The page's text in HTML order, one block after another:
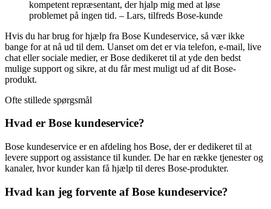
kompetent repræsentant, der hjalp mig med at løse
problemet på ingen tid. – Lars, tilfreds Bose-kunde
Hvis du har brug for hjælp fra Bose Kundeservice, så vær ikke
bange for at nå ud til dem. Uanset om det er via telefon, e-mail, live
chat eller sociale medier, er Bose dedikeret til at yde den bedst
mulige support og sikre, at du får mest muligt ud af dit Bose-
produkt.
Ofte stillede spørgsmål
Hvad er Bose kundeservice?
Bose kundeservice er en afdeling hos Bose, der er dedikeret til at
levere support og assistance til kunder. De har en række tjenester og
kanaler, hvor kunder kan få hjælp til deres Bose-produkter.
Hvad kan jeg forvente af Bose kundeservice?